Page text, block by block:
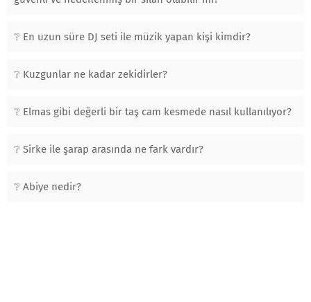
En uzun süre DJ seti ile müzik yapan kişi kimdir?
Kuzgunlar ne kadar zekidirler?
Elmas gibi değerli bir taş cam kesmede nasıl kullanılıyor?
Sirke ile şarap arasında ne fark vardır?
Abiye nedir?